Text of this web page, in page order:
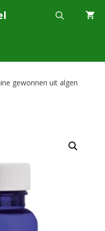
gewonnen uit algen